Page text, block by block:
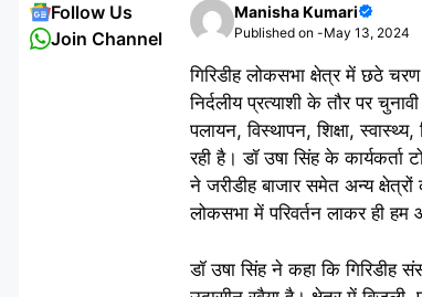
Manisha Kumari
Published on -May 13, 2024
गिरिडीह लोकसभा क्षेत्र में छठे
निर्दलीय प्रत्याशी के तौर पर
पलायन, विस्थापन, शिक्षा,
रही है। डॉ उषा सिंह के
ने जरीडीह बाजार समेत अन्य
लोकसभा में परिवर्तन लाकर ही
डॉ उषा सिंह ने कहा कि गिरिडीह
Follow Us
Join Channel